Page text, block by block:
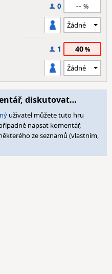
0 --
1 40
diskutovat…
uživatel můžete tuto hru
napsat komentář,
ze seznamů (vlastním,